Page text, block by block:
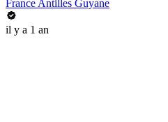
France Antilles Guyane
il y a 1 an